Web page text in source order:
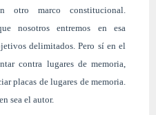
marco constitucional.
nosotros entremos en esa
delimitados. Pero sí en el
contra lugares de memoria,
placas de lugares de memoria.
sea el autor.